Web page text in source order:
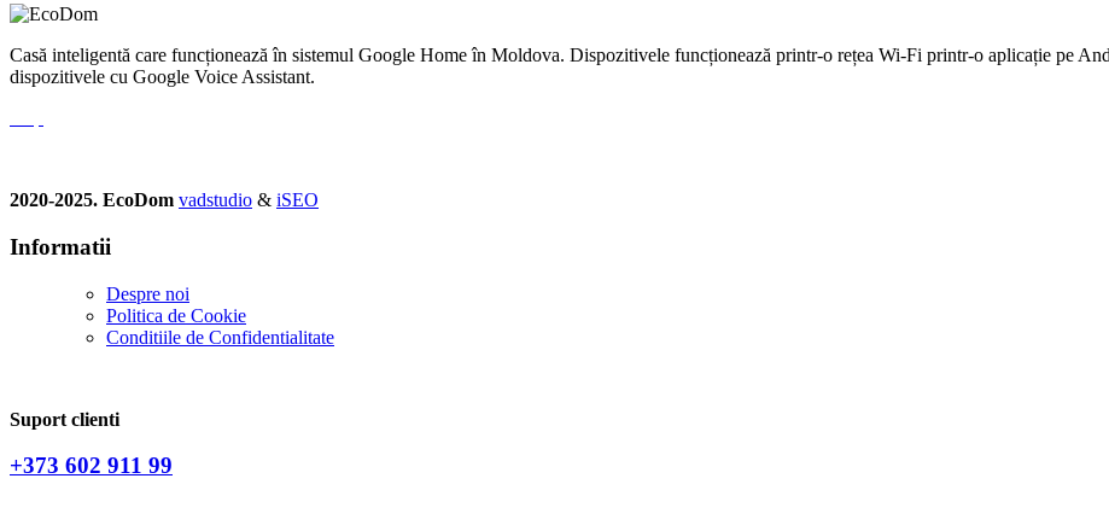
Casă inteligentă care funcționează în sistemul Google Home în Moldova. Dispozitivele funcționează printr-o rețea Wi-Fi printr-o aplicație pe
dispozitivele cu Google Voice Assistant.
2020-2025. EcoDom vadstudio & iSEO
Informatii
Despre noi
Politica de Сookie
Conditiile de Confidentialitate
Suport clienti
+373 602 911 99